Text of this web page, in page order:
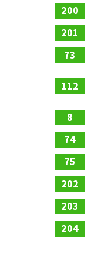
200
201
73
112
8
74
75
202
203
204